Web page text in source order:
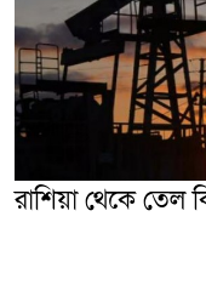
রাশিয়া থেকে তেল